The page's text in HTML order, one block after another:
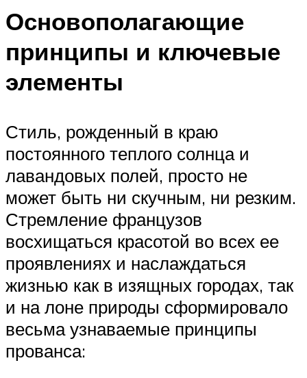
Основополагающие
принципы и ключевые
элементы
Стиль, рожденный в краю
постоянного теплого солнца и
лавандовых полей, просто не
может быть ни скучным, ни резким.
Стремление французов
восхищаться красотой во всех ее
проявлениях и наслаждаться
жизнью как в изящных городах, так
и на лоне природы сформировало
весьма узнаваемые принципы
прованса: